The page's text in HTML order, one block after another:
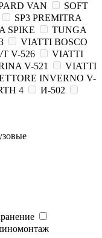
VAN
SOFT
SP3 PREMITRA
SPIKE
TUNGA
VIATTI BOSCO
V-526
VIATTI
V-521
VIATTI
INVERNO V-
4
И-502